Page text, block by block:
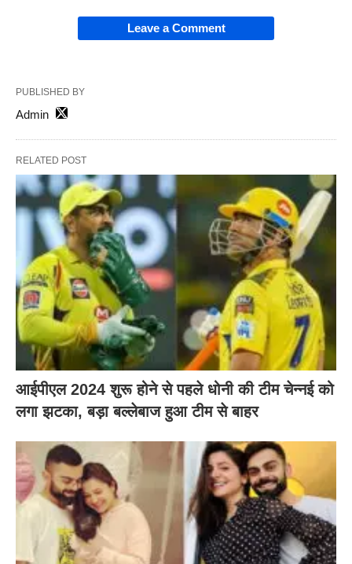
Leave a Comment
PUBLISHED BY
Admin
RELATED POST
आईपीएल 2024 शुरू होने से पहले धोनी की टीम चेन्नई को
लगा झटका, बड़ा बल्लेबाज हुआ टीम से बाहर